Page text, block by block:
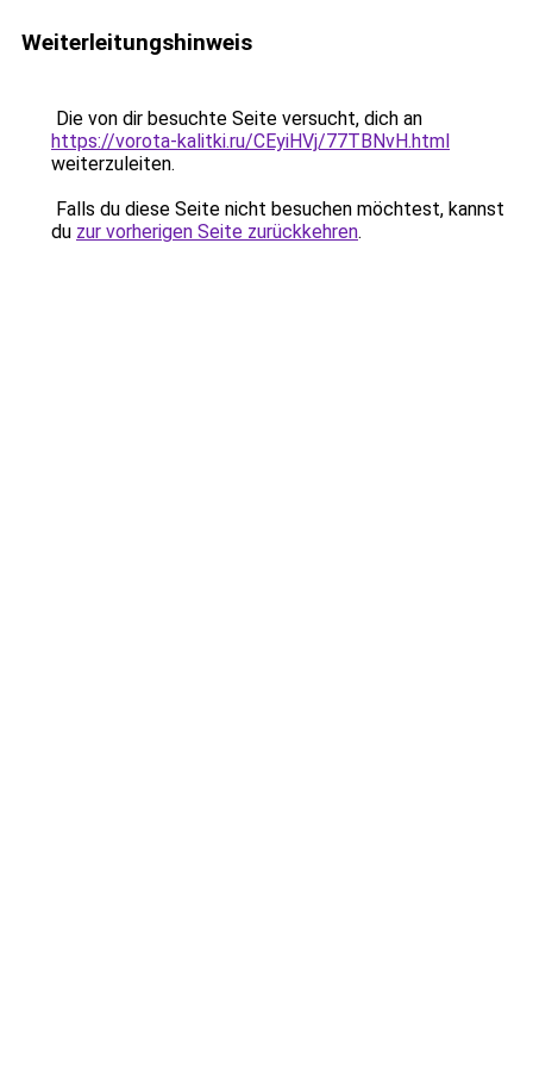
Weiterleitungshinweis
Die von dir besuchte Seite versucht, dich an
https://vorota-kalitki.ru/CEyiHVj/77TBNvH.html
weiterzuleiten.
Falls du diese Seite nicht besuchen möchtest, kannst
du zur vorherigen Seite zurückkehren.